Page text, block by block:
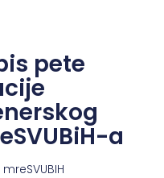
pete
a
mreSVUBIH